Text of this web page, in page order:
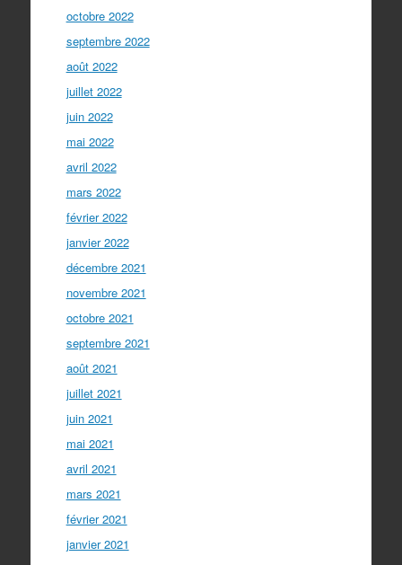
octobre 2022
septembre 2022
août 2022
juillet 2022
juin 2022
mai 2022
avril 2022
mars 2022
février 2022
janvier 2022
décembre 2021
novembre 2021
octobre 2021
septembre 2021
août 2021
juillet 2021
juin 2021
mai 2021
avril 2021
mars 2021
février 2021
janvier 2021